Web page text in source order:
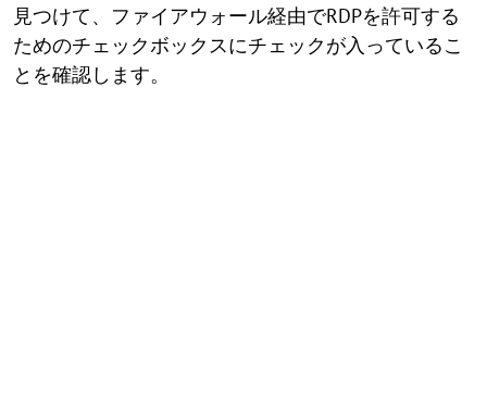
見つけて、ファイアウォール経由でRDPを許可する
ためのチェックボックスにチェックが入っているこ
とを確認します。